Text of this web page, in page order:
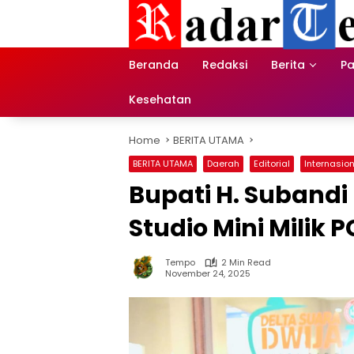
Beranda
Redaksi Berita
Kesehatan
Home BERITA UTAMA
BERITA UTAMA Daerah Editorial
Bupati H.
Studio Mini Milik
Tempo
2 Min Read
November 24, 2025